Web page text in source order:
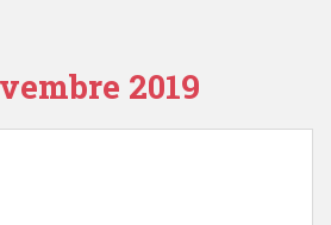
2019